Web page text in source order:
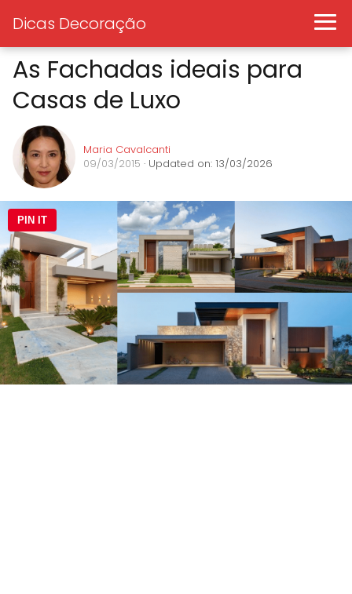
Dicas Decoração
As Fachadas ideais para
Casas de Luxo
Maria Cavalcanti
09/03/2015 · Updated on: 13/03/2026
PIN IT